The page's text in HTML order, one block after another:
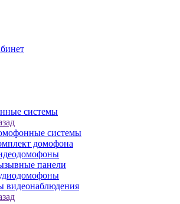
системы
системы
домофона
панели
видеонаблюдения